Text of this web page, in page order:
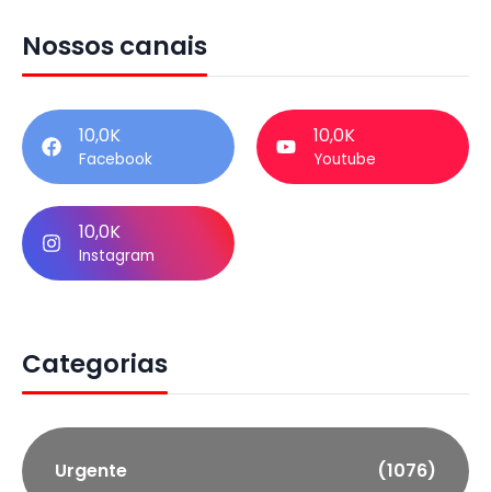
Nossos canais
10,0K
Facebook
10,0K
Youtube
10,0K
Instagram
Categorias
Urgente (1076)